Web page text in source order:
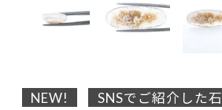
NEW!
SNSでご紹介した石